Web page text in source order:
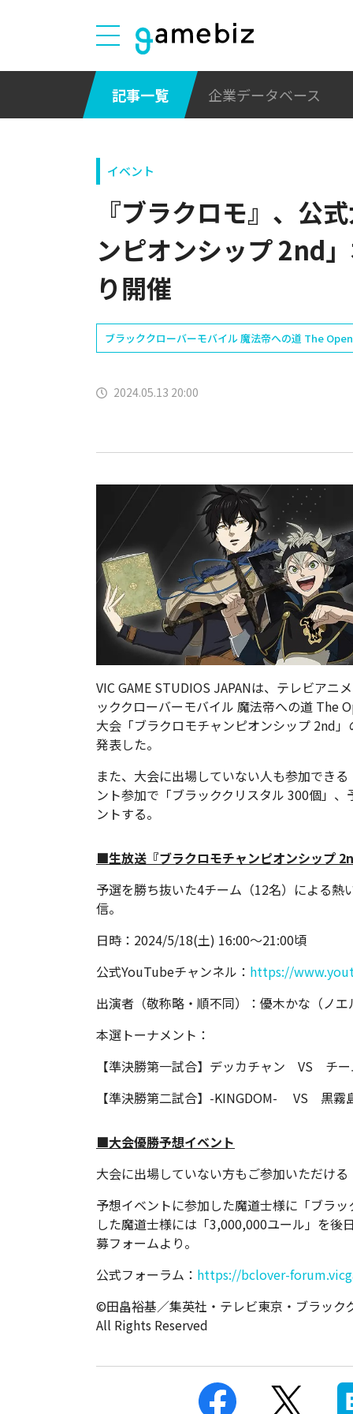
記事一覧 企業データベース
イベント
『ブラクロモ』、公
ンピオンシップ 2nd
り開催
ブラッククローバーモバイル 魔法帝への道 The
2024.05.13 20:00
VIC GAME STUDIOS JAPANは、テレビア
ッククローバーモバイル 魔法帝への道 The
大会「ブラクロモチャンピオンシップ 2nd
発表した。
また、大会に出場していない人も参加でき
ント参加で「ブラッククリスタル 300個」
ントする。
■生放送『ブラクロモチャンピオンシップ
予選を勝ち抜いた4チーム（12名）による
信。
日時：2024/5/18(土) 16:00～21:00頃
公式YouTubeチャンネル： https://
出演者（敬称略・順不同）：優木かな（ノ
本選トーナメント：
【準決勝第一試合】デッカチャン VS チ
【準決勝第二試合】-KINGDOM- VS 黒霧
■大会優勝予想イベント
大会に出場していない方もご参加いただけ
予想イベントに参加した魔道士様に「ブラ
した魔道士様には「3,000,000ユール」を後
募フォームより。
公式フォーラム： https://bclover-
©田畠裕基／集英社・テレビ東京・ブラッ
All Rights Reserved